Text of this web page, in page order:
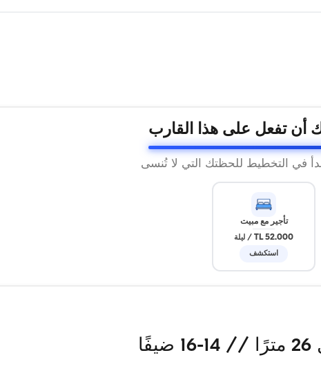
أن تفعل على هذا القارب
في التخطيط للحظتك التي لا تُنسى
تأجير مع مبيت
52.000 TL
/ ليلة
استكشف